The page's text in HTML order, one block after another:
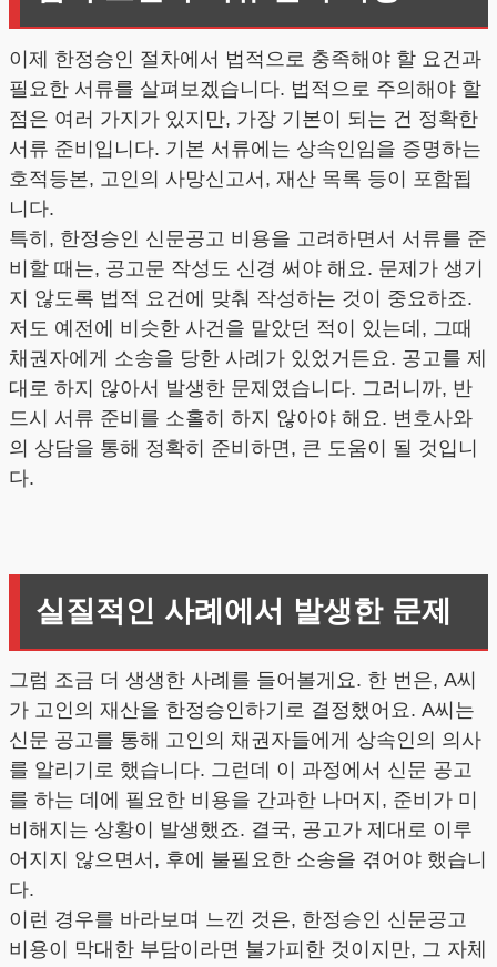
이제 한정승인 절차에서 법적으로 충족해야 할 요건과
필요한 서류를 살펴보겠습니다. 법적으로 주의해야 할
점은 여러 가지가 있지만, 가장 기본이 되는 건 정확한
서류 준비입니다. 기본 서류에는 상속인임을 증명하는
호적등본, 고인의 사망신고서, 재산 목록 등이 포함됩
니다.
특히, 한정승인 신문공고 비용을 고려하면서 서류를 준
비할 때는, 공고문 작성도 신경 써야 해요. 문제가 생기
지 않도록 법적 요건에 맞춰 작성하는 것이 중요하죠.
저도 예전에 비슷한 사건을 맡았던 적이 있는데, 그때
채권자에게 소송을 당한 사례가 있었거든요. 공고를 제
대로 하지 않아서 발생한 문제였습니다. 그러니까, 반
드시 서류 준비를 소홀히 하지 않아야 해요. 변호사와
의 상담을 통해 정확히 준비하면, 큰 도움이 될 것입니
다.
실질적인 사례에서 발생한 문제
그럼 조금 더 생생한 사례를 들어볼게요. 한 번은, A씨
가 고인의 재산을 한정승인하기로 결정했어요. A씨는
신문 공고를 통해 고인의 채권자들에게 상속인의 의사
를 알리기로 했습니다. 그런데 이 과정에서 신문 공고
를 하는 데에 필요한 비용을 간과한 나머지, 준비가 미
비해지는 상황이 발생했죠. 결국, 공고가 제대로 이루
어지지 않으면서, 후에 불필요한 소송을 겪어야 했습니
다.
이런 경우를 바라보며 느낀 것은, 한정승인 신문공고
비용이 막대한 부담이라면 불가피한 것이지만, 그 자체